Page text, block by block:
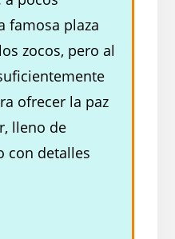
famosa plaza
zocos, pero al
ofrecer la paz
lleno de
con detalles